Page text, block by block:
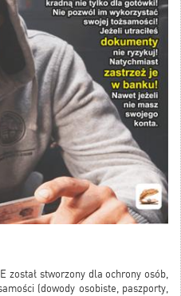
został stworzony dla ochrony osób,
(dowody osobiste, paszporty,